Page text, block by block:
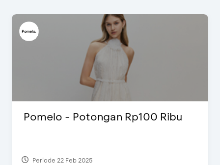
- Potongan Rp100 Ribu
Feb 2025
FLAZZ